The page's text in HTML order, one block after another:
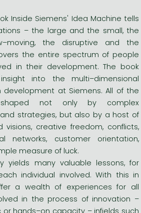
Inside Siemens' Idea Machine tells
– the large and the small, the
the disruptive and the
the entire spectrum of people
in their development. The book
into the multi–dimensional
development at Siemens. All of the
shaped not only by complex
strategies, but also by a host of
visions, creative freedom, conflicts,
networks, customer orientation,
measure of luck.
yields many valuable lessons, for
individual involved. With this in
a wealth of experiences for all
in the process of innovation –
hands–on capacity – infields such